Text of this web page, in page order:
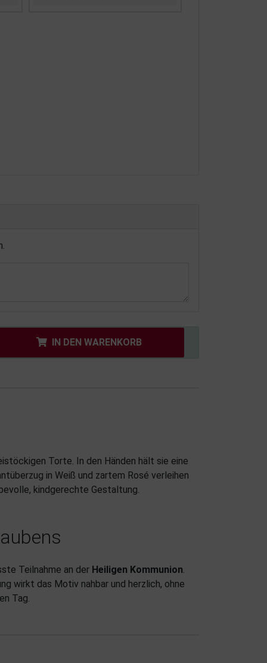
IN DEN WARENKORB
Torte. In den Händen hält sie eine
in Weiß und zartem Rosé verleihen
kindgerechte Gestaltung.
Teilnahme an der Heiligen Kommunion.
wirkt das Motiv nahbar und herzlich, ohne
Tag.